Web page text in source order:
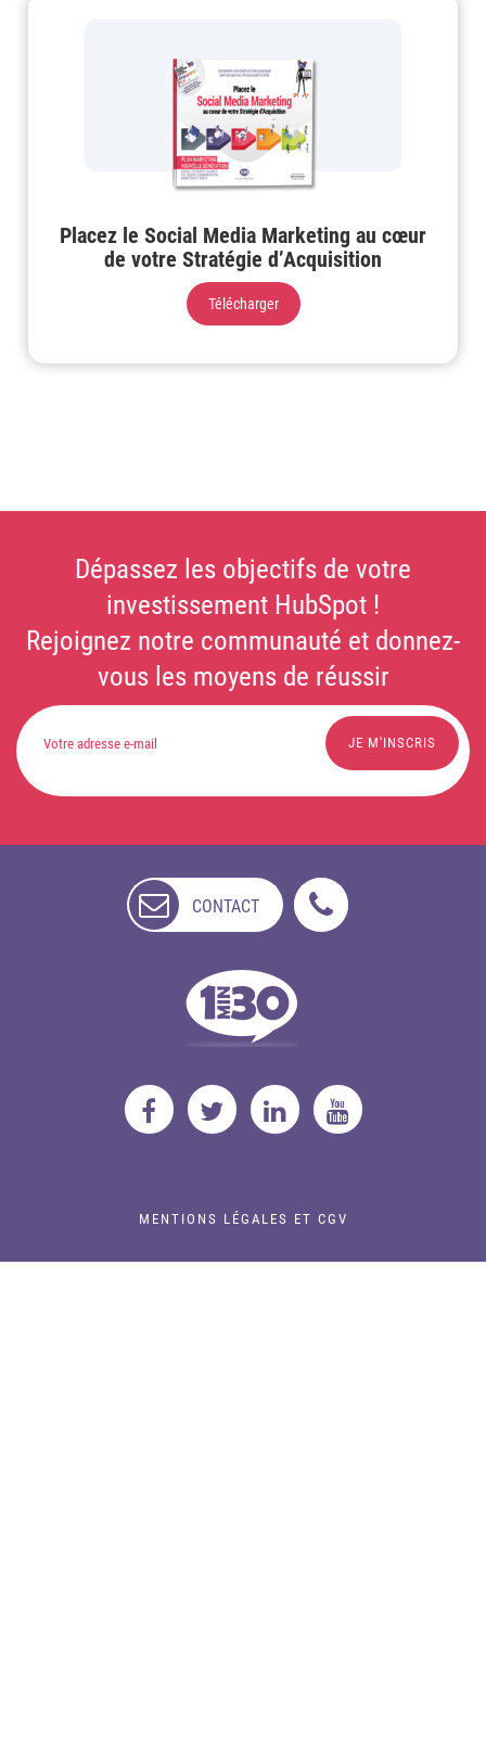
Placez le Social Media Marketing au cœur
de votre Stratégie d’Acquisition
Télécharger
Dépassez les objectifs de votre
investissement HubSpot !
Rejoignez notre communauté et donnez-
vous les moyens de réussir
CONTACT
DISPONIBLE
MENTIONS LÉGALES ET CGV